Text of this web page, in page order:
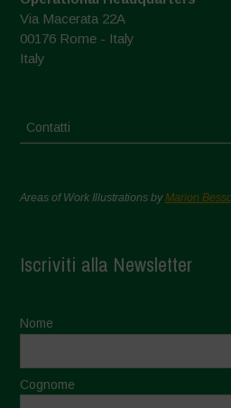
Via Macerata 22A
00176 Rome - Italy
Italy
Contatti
Areas of Work Illustrations byMarion
Iscriviti alla Newsletter
Nome
Cognome